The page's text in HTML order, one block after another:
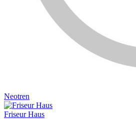
Neotren
Friseur Haus